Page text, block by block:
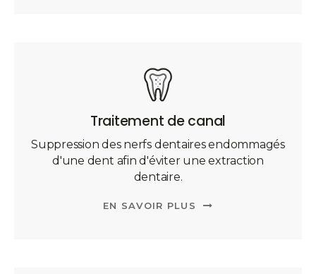
Traitement de canal
Suppression des nerfs dentaires endommagés
d'une dent afin d'éviter une extraction
dentaire.
EN SAVOIR PLUS